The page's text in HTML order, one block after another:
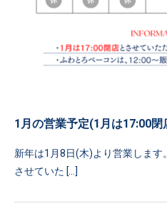
1月の営業予定(1月は17:00閉
新年は1月8日(木)より営業します
させていた […]